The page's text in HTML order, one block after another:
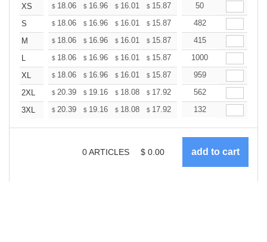
XS $ 18.06 $ 16.96 $ 16.01 $ 15.87 15.60
50
S
$ 18.06 $ 16.96 $ 16.01 $ 15.87 15.60
482
M
$ 18.06 $ 16.96 $ 16.01 $ 15.87 15.60
415
L
$ 18.06 $ 16.96 $ 16.01 $ 15.87 15.60
1000
XL
$ 18.06 $ 16.96 $ 16.01 $ 15.87 15.60
959
2XL
$ 20.39 $ 19.16 $ 18.08 $ 17.92 17.61
562
3XL
$ 20.39 $ 19.16 $ 18.08 $ 17.92 17.61
132
0ARTICLES $ 0.00